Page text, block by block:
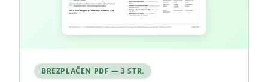
BREZPLAČEN PDF — 3 STR.